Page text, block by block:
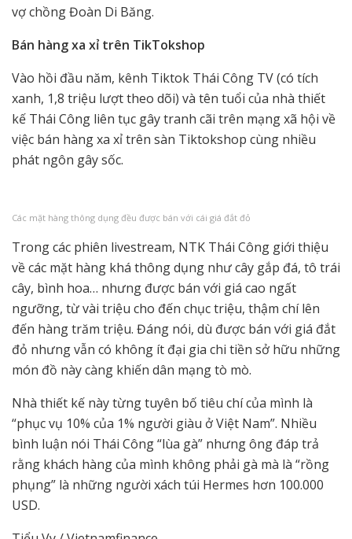
vợ chồng Đoàn Di Băng.
Bán hàng xa xỉ trên TikTokshop
Vào hồi đầu năm, kênh Tiktok Thái Công TV (có tích
xanh, 1,8 triệu lượt theo dõi) và tên tuổi của nhà thiết
kế Thái Công liên tục gây tranh cãi trên mạng xã hội về
việc bán hàng xa xỉ trên sàn Tiktokshop cùng nhiều
phát ngôn gây sốc.
Các mặt hàng thông dụng đều được bán với cái giá đắt đỏ
Trong các phiên livestream, NTK Thái Công giới thiệu
về các mặt hàng khá thông dụng như cây gắp đá, tô trái
cây, bình hoa… nhưng được bán với giá cao ngất
ngưỡng, từ vài triệu cho đến chục triệu, thậm chí lên
đến hàng trăm triệu. Đáng nói, dù được bán với giá đắt
đỏ nhưng vẫn có không ít đại gia chi tiền sở hữu những
món đồ này càng khiến dân mạng tò mò.
Nhà thiết kế này từng tuyên bố tiêu chí của mình là
“phục vụ 10% của 1% người giàu ở Việt Nam”. Nhiều
bình luận nói Thái Công “lùa gà” nhưng ông đáp trả
rằng khách hàng của mình không phải gà mà là “rồng
phụng” là những người xách túi Hermes hơn 100.000
USD.